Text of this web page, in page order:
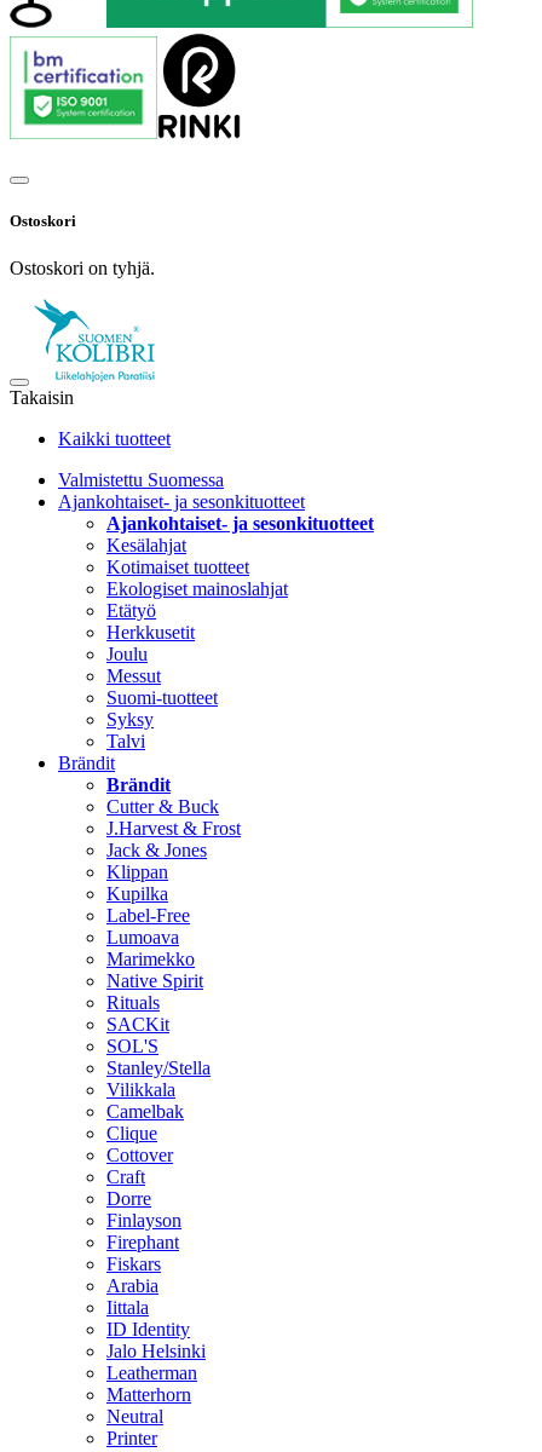
Ostoskori
Ostoskori on tyhjä.
Takaisin
Kaikki tuotteet
Valmistettu Suomessa
Ajankohtaiset- ja sesonkituotteet
Ajankohtaiset- ja sesonkituotteet
Kesälahjat
Kotimaiset tuotteet
Ekologiset mainoslahjat
Etätyö
Herkkusetit
Joulu
Messut
Suomi-tuotteet
Syksy
Talvi
Brändit
Brändit
Cutter & Buck
J.Harvest & Frost
Jack & Jones
Klippan
Kupilka
Label-Free
Lumoava
Marimekko
Native Spirit
Rituals
SACKit
SOL'S
Stanley/Stella
Vilikkala
Camelbak
Clique
Cottover
Craft
Dorre
Finlayson
Firephant
Fiskars
Arabia
Iittala
ID Identity
Jalo Helsinki
Leatherman
Matterhorn
Neutral
Printer